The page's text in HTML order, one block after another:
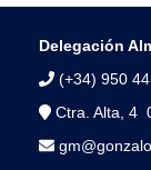
Delegación
(+34) 950
Ctra. Alta, 4